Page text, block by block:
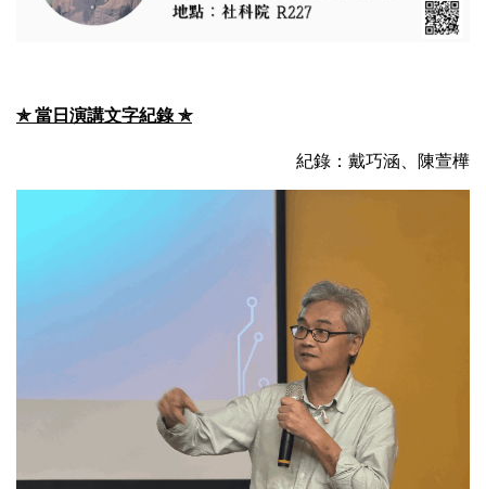
✯當日演講文字紀錄 ✯
紀錄：戴巧涵、陳萱樺